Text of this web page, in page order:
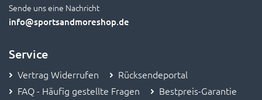
Sende uns eine Nachricht
info@sportsandmoreshop.de
Service
Vertrag Widerrufen
Rücksendeportal
FAQ - Häufig gestellte Fragen
Bestpreis-Garantie